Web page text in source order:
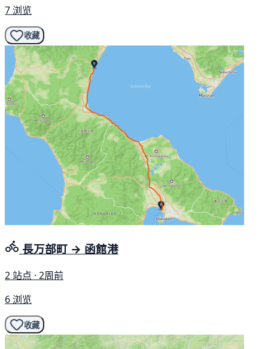
7 浏览
收藏
長万部町 → 函館港
2 站点 · 2周前
6 浏览
收藏